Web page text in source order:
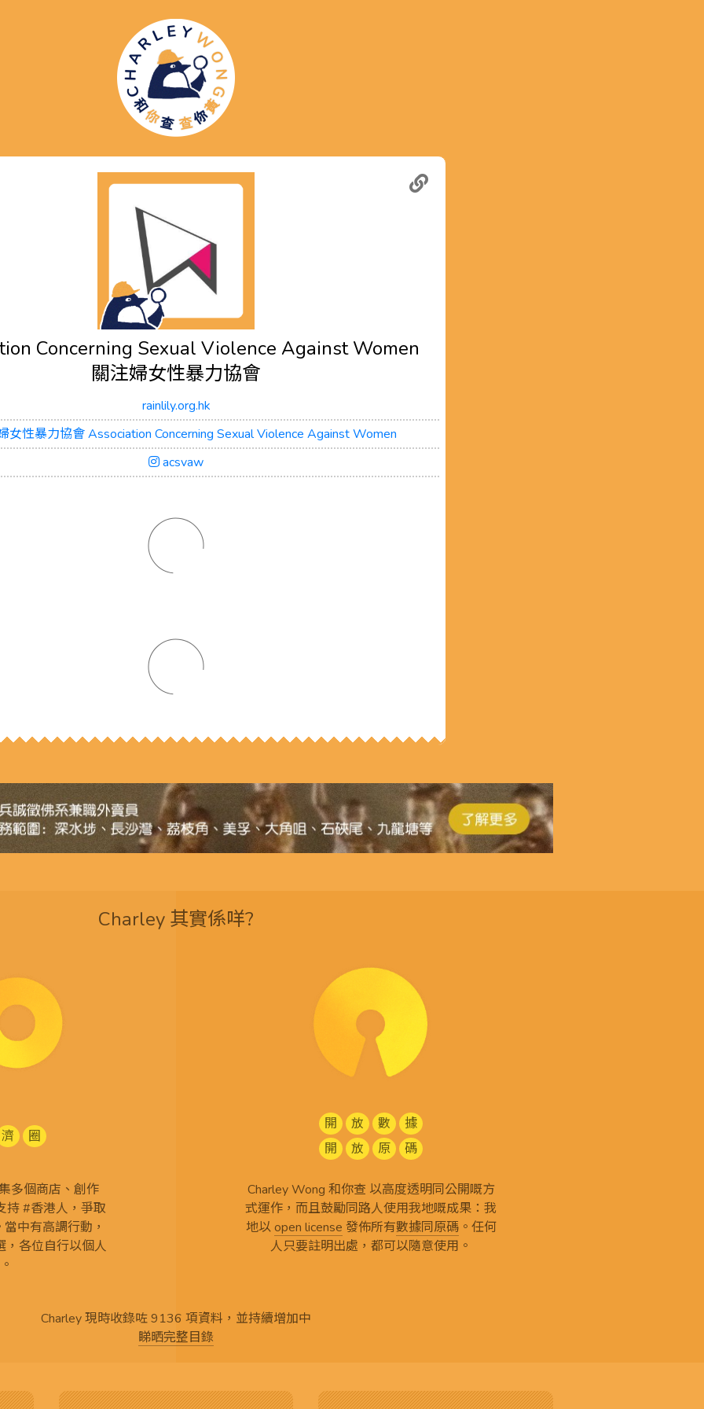
Concerning Sexual Violence Against Women
關注婦女性暴力協會
rainlily.org.hk
女性暴力協會 Association Concerning Sexual Violence Against Women
acsvaw
Charley 其實係咩?
濟 圈
多個商店、創作
持 #香港人，爭取
中有高調行動，
，各位自行以個人
開 放 數
據
開
放 原 碼
Charley Wong 和你查 以高度透明同公開嘅方
式運作，而且鼓勵同路人使用我地嘅成果：我
地以open license 發佈所有數據同原碼。任何
人只要註明出處，都可以隨意使用。
Charley 現時收錄咗 9136 項資料，並持續增加中
睇晒完整目錄